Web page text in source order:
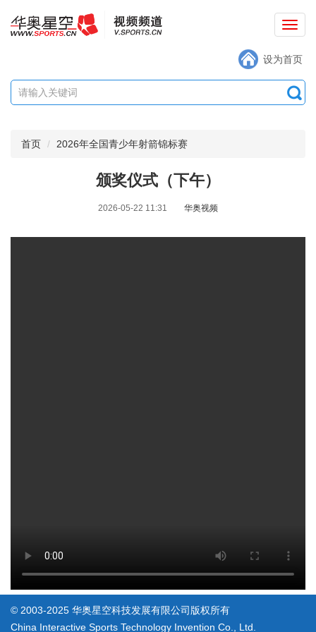
设为首页
切
导
航
首页 2026年全国青少年射箭锦标赛
颁奖仪式（下午）
2026-05-22 11:31 华奥视频
© 2003-2025 华奥星空科技发展有限公司版权所有
China Interactive Sports Technology Invention Co., Ltd.